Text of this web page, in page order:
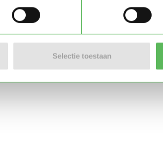
Selectie toestaan
Stuur bericht